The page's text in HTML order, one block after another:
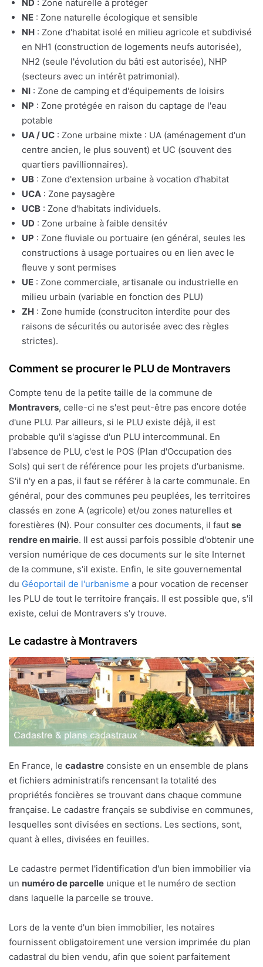
ND : Zone naturelle à protéger
NE : Zone naturelle écologique et sensible
NH : Zone d'habitat isolé en milieu agricole et subdivisé
en NH1 (construction de logements neufs autorisée),
NH2 (seule l'évolution du bâti est autorisée), NHP
(secteurs avec un intérêt patrimonial).
NI : Zone de camping et d'équipements de loisirs
NP : Zone protégée en raison du captage de l'eau
potable
UA / UC : Zone urbaine mixte : UA (aménagement d'un
centre ancien, le plus souvent) et UC (souvent des
quartiers pavillionnaires).
UB : Zone d'extension urbaine à vocation d'habitat
UCA : Zone paysagère
UCB : Zone d'habitats individuels.
UD : Zone urbaine à faible densitév
UP : Zone fluviale ou portuaire (en général, seules les
constructions à usage portuaires ou en lien avec le
fleuve y sont permises
UE : Zone commerciale, artisanale ou industrielle en
milieu urbain (variable en fonction des PLU)
ZH : Zone humide (construciton interdite pour des
raisons de sécurités ou autorisée avec des règles
strictes).
Comment se procurer le PLU de Montravers
Compte tenu de la petite taille de la commune de
Montravers, celle-ci ne s'est peut-être pas encore dotée
d'une PLU. Par ailleurs, si le PLU existe déjà, il est
probable qu'il s'agisse d'un PLU intercommunal. En
l'absence de PLU, c'est le POS (Plan d'Occupation des
Sols) qui sert de référence pour les projets d'urbanisme.
S'il n'y en a pas, il faut se référer à la carte communale. En
général, pour des communes peu peuplées, les territoires
classés en zone A (agricole) et/ou zones naturelles et
forestières (N). Pour consulter ces documents, il faut se
rendre en mairie. Il est aussi parfois possible d'obtenir une
version numérique de ces documents sur le site Internet
de la commune, s'il existe. Enfin, le site gouvernemental
du Géoportail de l'urbanisme a pour vocation de recenser
les PLU de tout le territoire français. Il est possible que, s'il
existe, celui de Montravers s'y trouve.
Le cadastre à Montravers
En France, le cadastre consiste en un ensemble de plans
et fichiers administratifs rencensant la totalité des
propriétés foncières se trouvant dans chaque commune
française. Le cadastre français se subdivise en communes,
lesquelles sont divisées en sections. Les sections, sont,
quant à elles, divisées en feuilles.
Le cadastre permet l'identification d'un bien immobilier via
un numéro de parcelle unique et le numéro de section
dans laquelle la parcelle se trouve.
Lors de la vente d'un bien immobilier, les notaires
fournissent obligatoirement une version imprimée du plan
cadastral du bien vendu, afin que soient parfaitement